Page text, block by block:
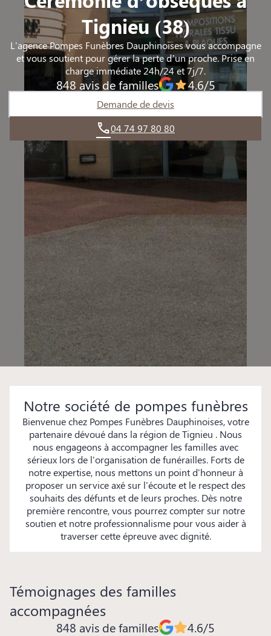
TIGNIEU-JAMEYZIEU
TIGNIEU-JAMEYZIEU
Tignieu (38)
L'agence Pompes Funèbres Dauphinoises vous accompagne
et vous soutient pour gérer la perte d’un proche. Prise en
charge immédiate 24h/24 et 7j/7.
848 avis de familles 4.6/5
Demande de devis
04 74 97 80 80
Notre société de pompes funèbres
Bienvenue chez Pompes Funèbres Dauphinoises, votre
partenaire dévoué dans la région de Tignieu . Nous
nous engageons à accompagner les familles avec
sérieux lors de l'organisation de funérailles. Forts de
notre expertise, nous mettons un point d'honneur à
proposer un service axé sur l'écoute et le respect des
souhaits des défunts et de leurs proches. Dès notre
première rencontre, vous pourrez compter sur notre
soutien et notre professionnalisme pour vous aider à
traverser cette épreuve avec dignité.
Témoignages des familles
accompagnées
848 avis de familles 4.6/5